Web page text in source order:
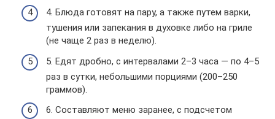
4. Блюда готовят на пару, а также путем варки,
тушения или запекания в духовке либо на гриле
(не чаще 2 раз в неделю).
5. Едят дробно, с интервалами 2–3 часа — по 4–5
раз в сутки, небольшими порциями (200–250
граммов).
6. Составляют меню заранее, с подсчетом